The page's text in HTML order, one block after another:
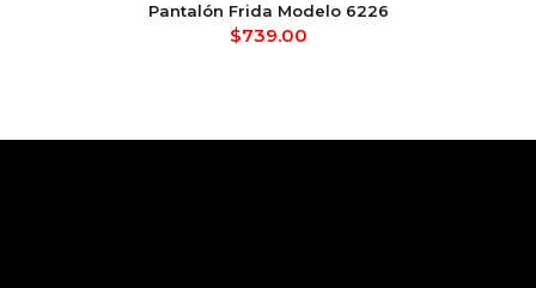
Pantalón Frida Modelo 6226
$739.00